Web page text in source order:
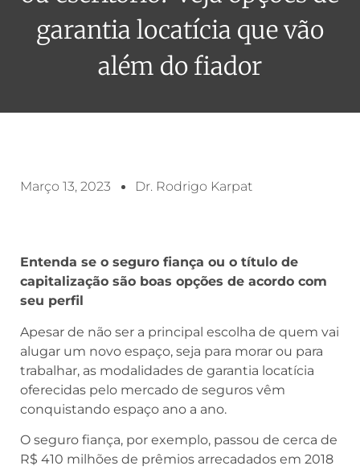
garantia locatícia que vão
além do fiador
Março 13, 2023 Dr. Rodrigo Karpat
Entenda se o seguro fiança ou o título de
capitalização são boas opções de acordo com
seu perfil
Apesar de não ser a principal escolha de quem vai
alugar um novo espaço, seja para morar ou para
trabalhar, as modalidades de garantia locatícia
oferecidas pelo mercado de seguros vêm
conquistando espaço ano a ano.
O seguro fiança, por exemplo, passou de cerca de
R$ 410 milhões de prêmios arrecadados em 2018